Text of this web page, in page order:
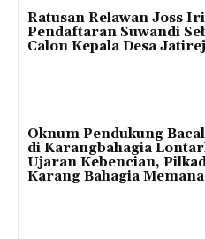
Ratusan Relawan Joss
Pendaftaran Suwandi
Calon Kepala Desa
Oknum Pendukung
di Karangbahagia
Ujaran Kebencian,
Karang Bahagia